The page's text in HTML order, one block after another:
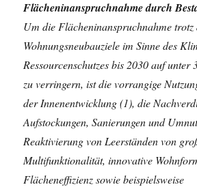
Flächeninanspruchnahme durch
Um die Flächeninanspruchnahme trotz
Wohnungsneubauziele im Sinne des
Ressourcenschutzes bis 2030 auf
zu verringern, ist die vorrangige
der Innenentwicklung (1), die
Aufstockungen, Sanierungen und
Reaktivierung von Leerständen von
Multifunktionalität, innovative
Flächeneffizienz sowie beispielsweise